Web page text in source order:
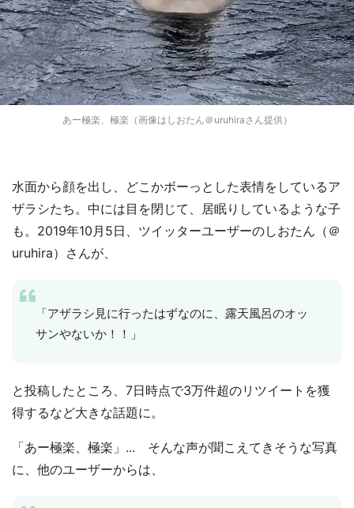
あー極楽、極楽（画像はしおたん＠uruhiraさん提供）
水面から顔を出し、どこかボーっとした表情をしているア
ザラシたち。中には目を閉じて、居眠りしているような子
も。2019年10月5日、ツイッターユーザーのしおたん（＠
uruhira）さんが、
「アザラシ見に行ったはずなのに、露天風呂のオッ
サンやないか！！」
と投稿したところ、7日時点で3万件超のリツイートを獲
得するなど大きな話題に。
「あー極楽、極楽」... そんな声が聞こえてきそうな写真
に、他のユーザーからは、